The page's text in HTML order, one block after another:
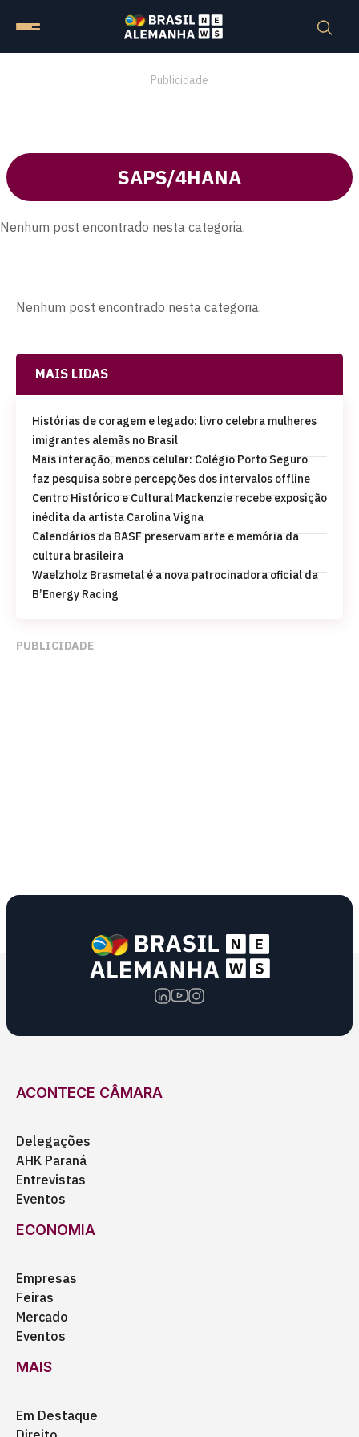
Publicidade
SAPS/4HANA
Nenhum post encontrado nesta categoria.
Nenhum post encontrado nesta categoria.
MAIS LIDAS
Histórias de coragem e legado: livro celebra mulheres
imigrantes alemãs no Brasil
Mais interação, menos celular: Colégio Porto Seguro
faz pesquisa sobre percepções dos intervalos offline
Centro Histórico e Cultural Mackenzie recebe exposição
inédita da artista Carolina Vigna
Calendários da BASF preservam arte e memória da
cultura brasileira
Waelzholz Brasmetal é a nova patrocinadora oficial da
B’Energy Racing
PUBLICIDADE
ACONTECE CÂMARA
Delegações
AHK Paraná
Entrevistas
Eventos
ECONOMIA
Empresas
Feiras
Mercado
Eventos
MAIS
Em Destaque